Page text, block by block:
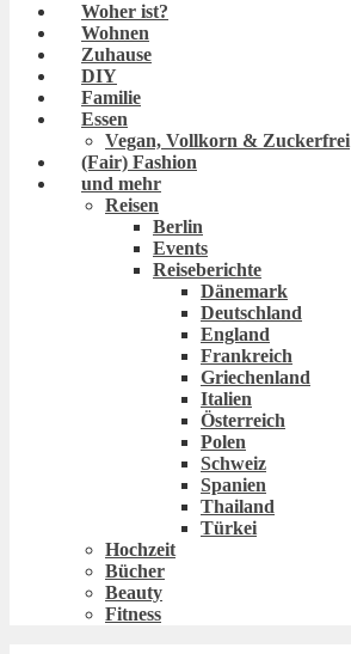
Woher ist?
Wohnen
Zuhause
DIY
Familie
Essen
Vegan, Vollkorn & Zuckerfrei
(Fair) Fashion
und mehr
Reisen
Berlin
Events
Reiseberichte
Dänemark
Deutschland
England
Frankreich
Griechenland
Italien
Österreich
Polen
Schweiz
Spanien
Thailand
Türkei
Hochzeit
Bücher
Beauty
Fitness